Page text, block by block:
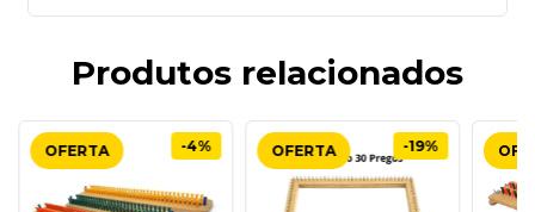
Produtos relacionados
-4% -19%